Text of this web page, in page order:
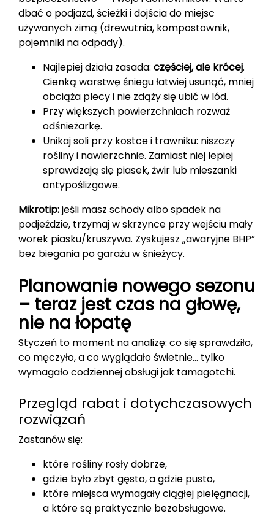
dbać o podjazd, ścieżki i dojścia do miejsc
używanych zimą (drewutnia, kompostownik,
pojemniki na odpady).
Najlepiej działa zasada: częściej, ale krócej.
Cienką warstwę śniegu łatwiej usunąć, mniej
obciąża plecy i nie zdąży się ubić w lód.
Przy większych powierzchniach rozważ
odśnieżarkę.
Unikaj soli przy kostce i trawniku: niszczy
rośliny i nawierzchnie. Zamiast niej lepiej
sprawdzają się piasek, żwir lub mieszanki
antypoślizgowe.
Mikrotip:jeśli masz schody albo spadek na
podjeździe, trzymaj w skrzynce przy wejściu mały
worek piasku/kruszywa. Zyskujesz „awaryjne BHP”
bez biegania po garażu w śnieżycy.
Planowanie nowego sezonu
– teraz jest czas na głowę,
nie na łopatę
Styczeń to moment na analizę: co się sprawdziło,
co męczyło, a co wyglądało świetnie… tylko
wymagało codziennej obsługi jak tamagotchi.
Przegląd rabat i dotychczasowych
rozwiązań
Zastanów się:
które rośliny rosły dobrze,
gdzie było zbyt gęsto, a gdzie pusto,
które miejsca wymagały ciągłej pielęgnacji,
a które są praktycznie bezobsługowe.